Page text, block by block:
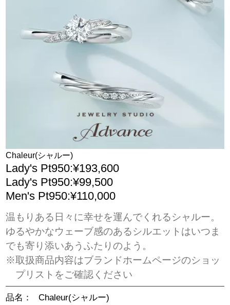
Chaleur(シャルー)
Lady's Pt950:¥193,600
Lady's Pt950:¥99,500
Men's Pt950:¥110,000
温もりある日々に幸せを運んでくれるシャルー。
ゆるやかなウェーブ感のあるシルエットはいつま
でも寄り添いあうふたりのよう。
※取扱商品内容はブランドホームページのショッ
プリストをご確認ください
品名：
Chaleur(シャルー)